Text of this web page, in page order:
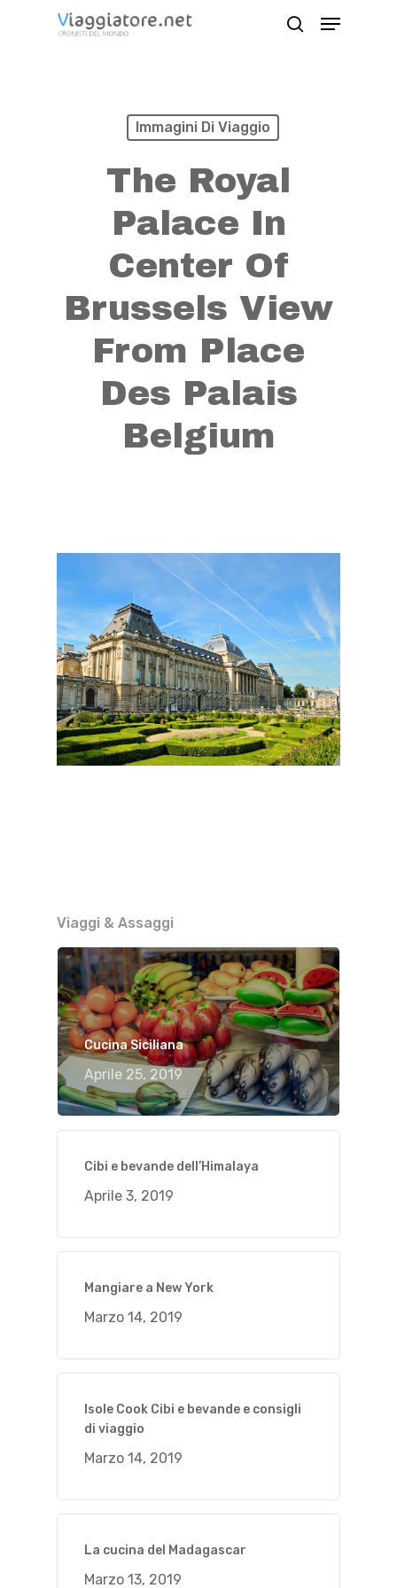
Menu
Immagini Di Viaggio
The Royal
Palace In
Center Of
Brussels View
From Place
Des Palais
Belgium
Viaggi & Assaggi
Cucina Siciliana
Aprile 25, 2019
Cibi e bevande dell’Himalaya
Aprile 3, 2019
Mangiare a New York
Marzo 14, 2019
Isole Cook Cibi e bevande e consigli
di viaggio
Marzo 14, 2019
La cucina del Madagascar
Marzo 13, 2019